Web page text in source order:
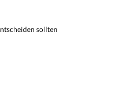
sollten